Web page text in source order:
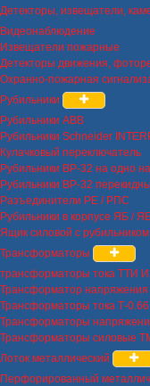
Детекторы, извещатели,
Видеонаблюдение
Извещатели пожарные
Детекторы движения,
Охранно-пожарная
Рубильники
Рубильники ABB
Рубильники Schneider
Кулачковый переключатель
Рубильники ВР-32 на одно
Рубильники ВР-32
Разъединители РЕ / РПС
Рубильники в корпусе ЯБ /
Ящик силовой с
Трансформаторы
трансформаторы тока ТТИ
Трансформатор
Трансформаторы тока Т-
Трансформаторы
Трансформаторы силовые
Лоток металлический
Перфорированный